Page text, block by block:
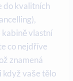
do kvalitních
vlastní
co nejdříve
znamená
když vaše tělo